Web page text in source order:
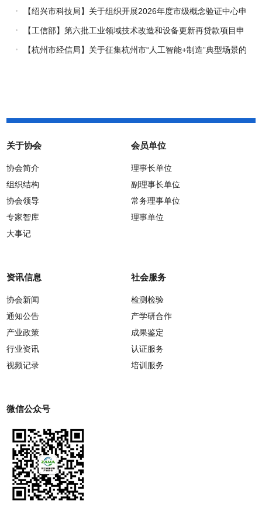
究专项（试点）项目指南
【绍兴市科技局】关于组织开展2026年度市级概念验证中心申
报工作的通知
【工信部】第六批工业领域技术改造和设备更新再贷款项目申
报工作启动
【杭州市经信局】关于征集杭州市“人工智能+制造”典型场景的
关于协会
协会简介
组织结构
协会领导
专家智库
大事记
会员单位
理事长单位
副理事长单位
常务理事单位
理事单位
资讯信息
协会新闻
通知公告
产业政策
行业资讯
视频记录
社会服务
检测检验
产学研合作
成果鉴定
认证服务
培训服务
微信公众号